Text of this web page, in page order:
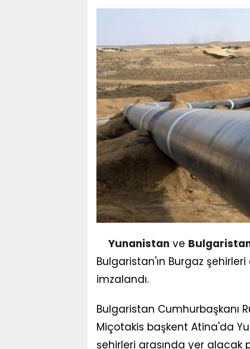
Yunanistan ve
Bulgaristan'ın Burgaz
imzalandı.
Bulgaristan Cumhurbaşkanı
Miçotakis başkent Atina'da
şehirleri arasında yer alacak